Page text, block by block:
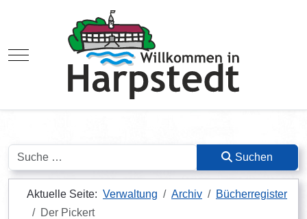
Mobile Menu Toggle
Suchen Suchen
Aktuelle Seite: Verwaltung Archiv
Bücherregister
Der Pickert